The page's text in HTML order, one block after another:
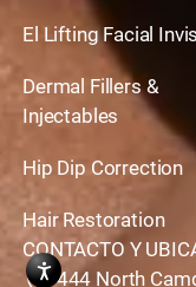
El Lifting Facial
Dermal Fillers &
Injectables
Hip Dip Correction
Hair Restoration
CONTACTO Y
444 North